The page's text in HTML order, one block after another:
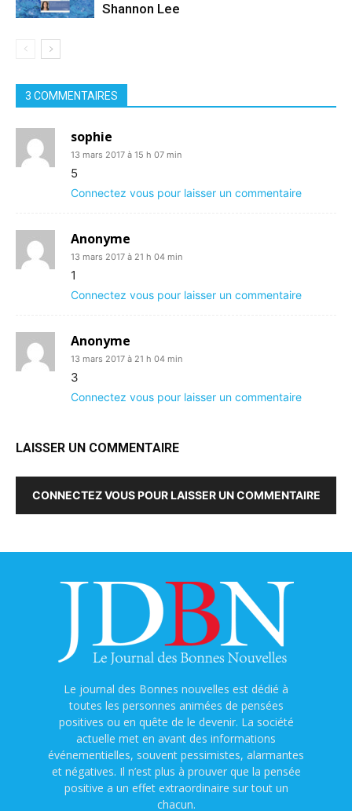
Shannon Lee
3 COMMENTAIRES
sophie
13 mars 2017 à 15 h 07 min
5
Connectez vous pour laisser un commentaire
Anonyme
13 mars 2017 à 21 h 04 min
1
Connectez vous pour laisser un commentaire
Anonyme
13 mars 2017 à 21 h 04 min
3
Connectez vous pour laisser un commentaire
LAISSER UN COMMENTAIRE
CONNECTEZ VOUS POUR LAISSER UN COMMENTAIRE
Le journal des Bonnes nouvelles est dédié à
toutes les personnes animées de pensées
positives ou en quête de le devenir. La société
actuelle met en avant des informations
événementielles, souvent pessimistes, alarmantes
et négatives. Il n’est plus à prouver que la pensée
positive a un effet extraordinaire sur tout un
chacun.